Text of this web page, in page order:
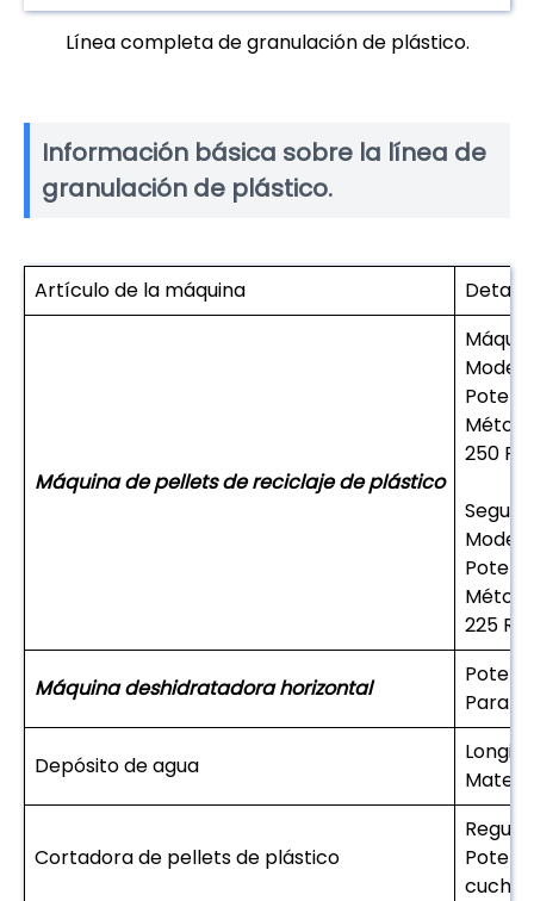
Línea completa de granulación de plástico.
Información básica sobre la línea de
granulación de plástico.
Artículo de la máquina
Máquina de pellets de reciclaje de plástico
250
225
Máquina deshidratadora horizontal
Para
Depósito de agua
Cortadora de pellets de plástico